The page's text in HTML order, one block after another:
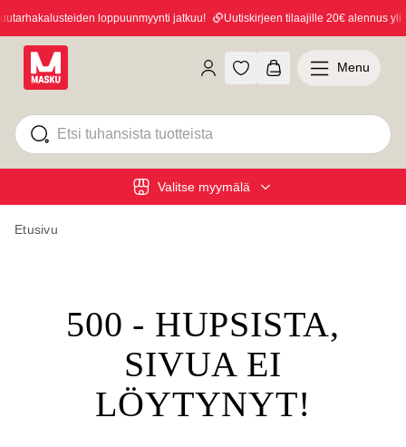
loppuunmyynti jatkuu! Uutiskirjeen tilaajille 20€ alennus yli
Valitse myymälä
Menu
Etusivu
500 - HUPSISTA,
SIVUA EI
LÖYTYNYT!